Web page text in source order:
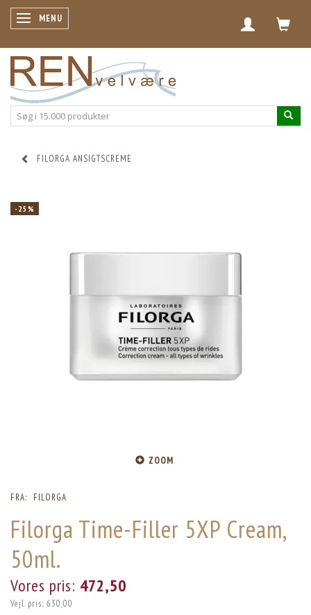
SKIFTE NAVIGATION
MENU
FILORGA ANSIGTSCREME
-25%
ZOOM
FRA: FILORGA
Filorga Time-Filler 5XP Cream,
50ml.
Vores pris: 472,50
Vejl. pris: 630,00